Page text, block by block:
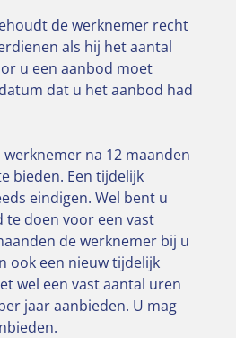
de werknemer recht
als hij het aantal
u een aanbod moet
dat u het aanbod had
na 12 maanden
bieden. Een tijdelijk
eindigen. Wel bent u
doen voor een vast
de werknemer bij u
ook een nieuw tijdelijk
wel een vast aantal uren
jaar aanbieden. U mag